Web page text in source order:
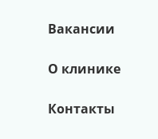
Вакансии
О клинике
Контакты